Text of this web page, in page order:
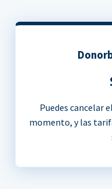
Puedes cancelar
momento, y las